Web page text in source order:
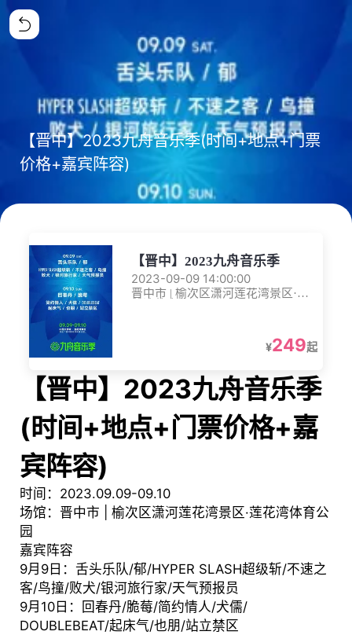
【晋中】2023九舟音乐季(时间+地点+门票
价格+嘉宾阵容)
【晋中】2023九舟音乐季
2023-09-09 14:00:00
晋中市 | 榆次区潇河莲花湾景区·莲
¥249起
【晋中】2023九舟音乐季
(时间+地点+门票价格+嘉
宾阵容)
时间：2023.09.09-09.10
场馆：晋中市 | 榆次区潇河莲花湾景区·莲花湾体育公
园
嘉宾阵容
9月9日：舌头乐队/郁/HYPER SLASH超级斩/不速之
客/鸟撞/败犬/银河旅行家/天气预报员
9月10日：回春丹/脆莓/简约情人/犬儒/
DOUBLEBEAT/起床气/也朋/站立禁区